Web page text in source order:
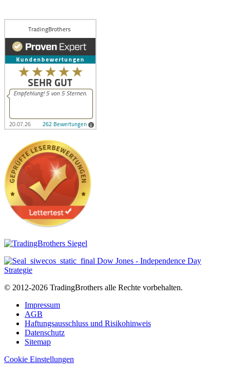
© 2012-2026 TradingBrothers alle Rechte vorbehalten.
Impressum
AGB
Haftungsausschluss und Risikohinweis
Datenschutz
Sitemap
Cookie Einstellungen